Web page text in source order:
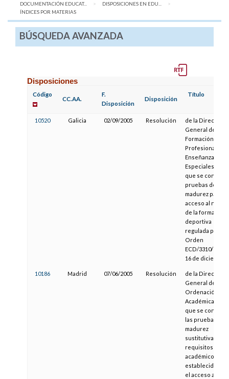
DOCUMENTACIÓN EDUCAT...
DISPOSICIONES EN EDU...
AQUÍ:
ÍNDICES POR MATERIAS
BÚSQUEDA AVANZADA
Disposiciones
Código
CC.AA.
F.
Disposición
Disposición
Título
10520 Galicia 02/09/2005 Resolución
de la Dirección
General de
Formación
Profesional y
Enseñanzas
Especiales, por
que se
pruebas de
madurez para el
acceso al nivel
de la formación
deportiva
regulada por la
Orden
ECD/3310/2002,
16 de diciembre
10186 Madrid 07/06/2005 Resolución
de la Dirección
General de
Ordenación
Académica, por
que se
las pruebas de
madurez
sustitutivas de
requisitos
académicos
establecidos
el acceso a las